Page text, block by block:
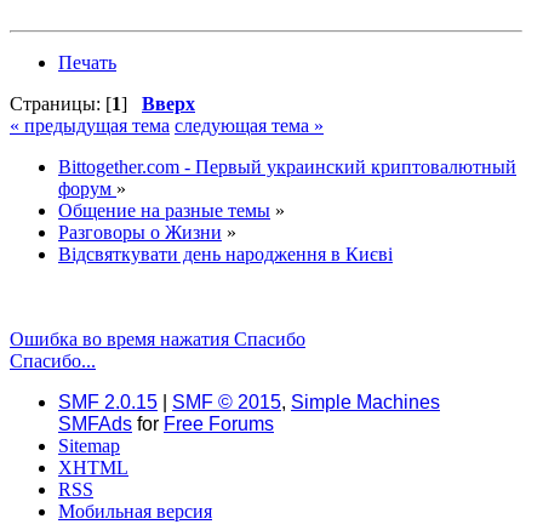
Печать
Страницы: [1] Вверх
« предыдущая тема следующая тема »
Bittogether.com - Первый украинский криптовалютный
форум »
Общение на разные темы »
Разговоры о Жизни »
Відсвяткувати день народження в Києві
Ошибка во время нажатия Спасибо
Спасибо...
SMF 2.0.15
SMF © 2015, Simple Machines
SMFAds for Free Forums
Sitemap
XHTML
RSS
Мобильная версия